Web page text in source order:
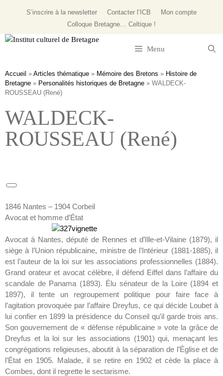
S’inscrire à la newsletter Contacter l’ICB
Mon compte
Colloque Bretagne… Celtique !
Menu
Accueil » Articles thématique » Mémoire des Bretons » Histoire de
Bretagne » Personalités historiques de Bretagne » WALDECK-
ROUSSEAU (René)
WALDECK-
ROUSSEAU (René)
1846 Nantes – 1904 Corbeil
Avocat et homme d’État
Avocat à Nantes, député de Rennes et d’Ille-et-Vilaine (1879), il
siège à l’Union républicaine, ministre de l’Intérieur (1881-1885), il
est l’auteur de la loi sur les associations professionnelles (1884).
Grand orateur et avocat célèbre, il défend Eiffel dans l’affaire du
scandale de Panama (1893). Élu sénateur de la Loire (1894 et
1897), il tente un regroupement politique pour faire face à
l’agitation provoquée par l’affaire Dreyfus, ce qui décide Loubet à
lui confier en 1899 la présidence du Conseil qu’il garde trois ans.
Son gouvernement de « défense républicaine » vote la grâce de
Dreyfus et la loi sur les associations (1901) qui, menaçant les
congrégations religieuses, aboutit à la séparation de l’Église et de
l’État en 1905. Malade, il se retire en 1902 et cède la place à
Combes, dont il regrette le sectarisme.